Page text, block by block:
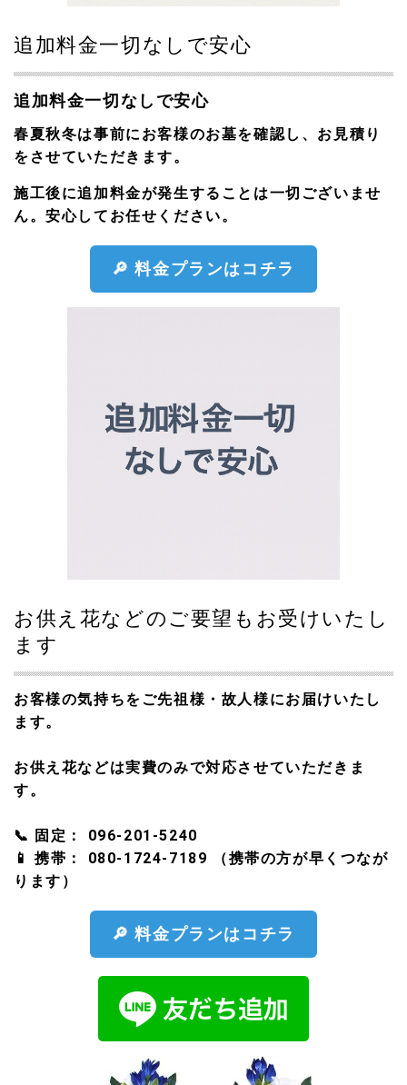
追加料金一切なしで安心
追加料金一切なしで安心
春夏秋冬は事前にお客様のお墓を確認し、お見積り
をさせていただきます。
施工後に追加料金が発生することは一切ございませ
ん。安心してお任せください。
🔎 料金プランはコチラ
お供え花などのご要望もお受けいたし
ます
お客様の気持ちをご先祖様・故人様にお届けいたし
ます。
お供え花などは実費のみで対応させていただきま
す。
📞 固定： 096-201-5240
📱 携帯： 080-1724-7189 （携帯の方が早くつなが
ります）
🔎 料金プランはコチラ